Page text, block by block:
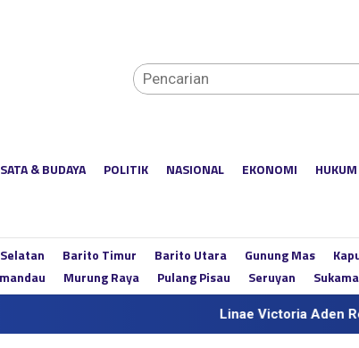
& BUDAYA POLITIK NASIONAL EKONOMI
Barito Timur Barito Utara Gunung Mas
Murung Raya Pulang Pisau Seruyan
Linae Victoria Aden Resmi